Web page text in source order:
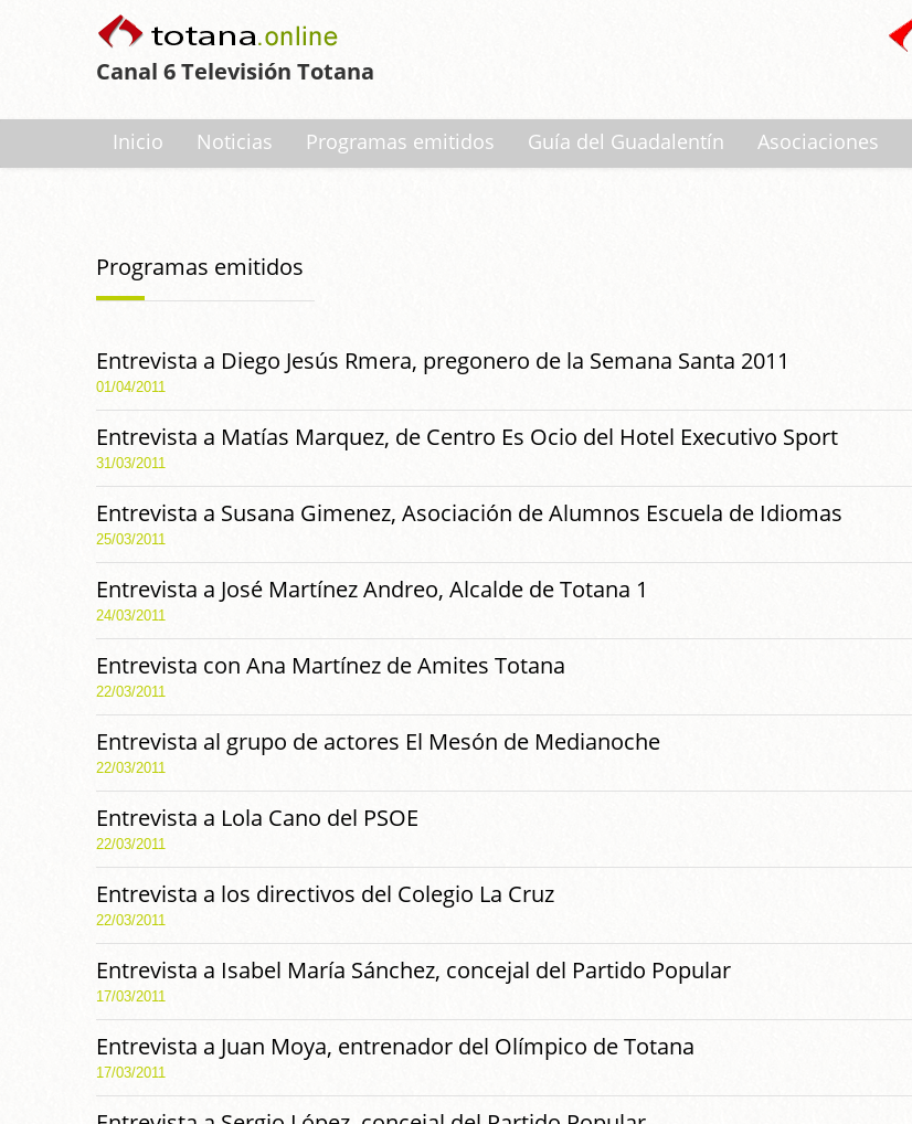
Canal 6 Televisión Totana
Inicio Noticias Programas emitidos Guía del Guadalentín Asociaciones
Programas emitidos
Entrevista a Diego Jesús Rmera, pregonero de la Semana Santa 2011
01/04/2011
Entrevista a Matías Marquez, de Centro Es Ocio del Hotel Executivo Sport
31/03/2011
Entrevista a Susana Gimenez, Asociación de Alumnos Escuela de Idiomas
25/03/2011
Entrevista a José Martínez Andreo, Alcalde de Totana 1
24/03/2011
Entrevista con Ana Martínez de Amites Totana
22/03/2011
Entrevista al grupo de actores El Mesón de Medianoche
22/03/2011
Entrevista a Lola Cano del PSOE
22/03/2011
Entrevista a los directivos del Colegio La Cruz
22/03/2011
Entrevista a Isabel María Sánchez, concejal del Partido Popular
17/03/2011
Entrevista a Juan Moya, entrenador del Olímpico de Totana
17/03/2011